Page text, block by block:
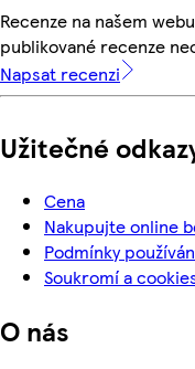
Recenze na našem
publikované recenze
Napsat recenzi
Užitečné
Cena
Nakupujte online
Podmínky
Soukromí a
O nás